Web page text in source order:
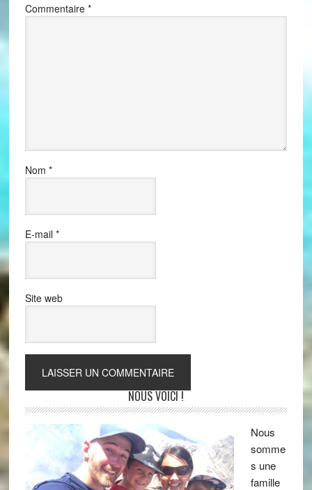
Commentaire *
Nom *
E-mail *
Site web
NOUS VOICI !
Nous
somme
s une
famille